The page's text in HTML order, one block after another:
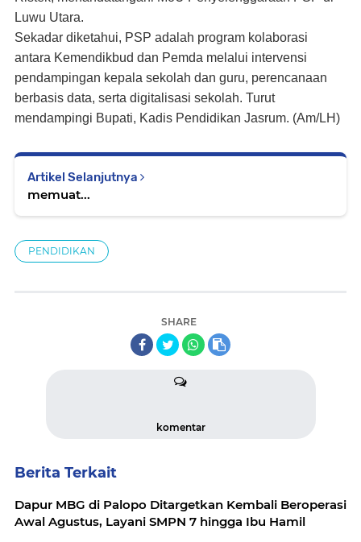
Luwu Utara.
Sekadar diketahui, PSP adalah program kolaborasi
antara Kemendikbud dan Pemda melalui intervensi
pendampingan kepala sekolah dan guru, perencanaan
berbasis data, serta digitalisasi sekolah. Turut
mendampingi Bupati, Kadis Pendidikan Jasrum. (Am/LH)
Artikel Selanjutnya
memuat...
PENDIDIKAN
SHARE
komentar
Berita Terkait
Dapur MBG di Palopo Ditargetkan Kembali Beroperasi
Awal Agustus, Layani SMPN 7 hingga Ibu Hamil